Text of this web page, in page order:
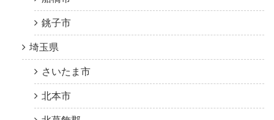
銚子市
埼玉県
さいたま市
北本市